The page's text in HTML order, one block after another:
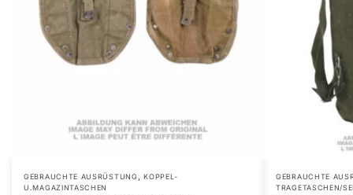
GEBRAUCHTE AUSRÜSTUNG,KOPPEL-
U.MAGAZINTASCHEN
GEBRAUCHTE
TRAGETASCHEN/